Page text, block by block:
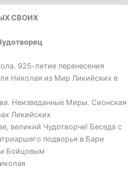
СВОИХ
925-летие перенесения
Николая из Мир Ликийских в
Неизведанные Миры. Сионская
Ликийских
великий Чудотворче! Беседа с
подворья в Бари
Бойцовым